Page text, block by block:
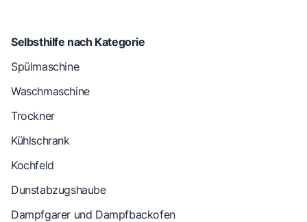
Selbsthilfe nach Kategorie
Spülmaschine
Waschmaschine
Trockner
Kühlschrank
Kochfeld
Dunstabzugshaube
Dampfgarer und Dampfbackofen